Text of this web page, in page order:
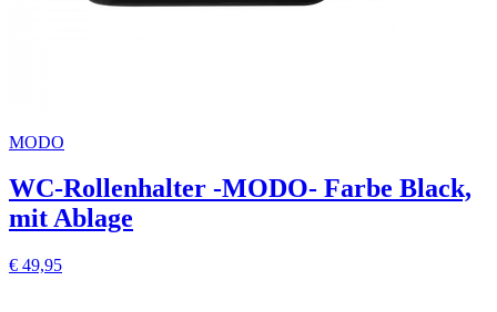
MODO
WC-Rollenhalter -MODO- Farbe Black,
mit Ablage
€ 49,95